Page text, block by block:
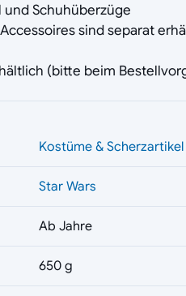
und Schuhüberzüge
sind separat
(bitte beim
Kostüme & Scherzartikel
Star Wars
Ab Jahre
650 g